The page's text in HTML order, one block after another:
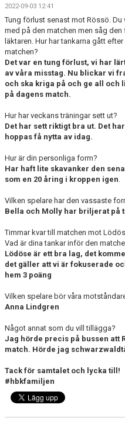
BILDGALLERI
DOKUMENT
KONTAKT
HISTORIA
2022-09-03 12:41
Tung förlust senast mot Rössö. Du
med på den matchen men såg den
läktaren. Hur har tankarna gått efter
matchen?
Det var en tung förlust, vi har
av våra misstag. Nu blickar vi
och ska kriga på och ge all och
på dagens match.
Hur har veckans träningar sett ut?
Det har sett riktigt bra ut. Det
hoppas få nytta av idag.
Hur är din personliga form?
Har haft lite skavanker den
som en 20 åring i kroppen igen.
Vilken spelare har den vassaste
Bella och Molly har briljerat på
Timmar kvar till matchen mot
Vad är dina tankar inför den
Lödöse är ett bra lag, det
det gäller att vi är fokuserade
hem 3 poäng
Vilken spelare bör våra
Anna Lindgren
Något annat som du vill tillägga?
Jag hörde precis på bussen att
match. Hörde jag
Tack för samtalet och lycka till!
#hbkfamiljen